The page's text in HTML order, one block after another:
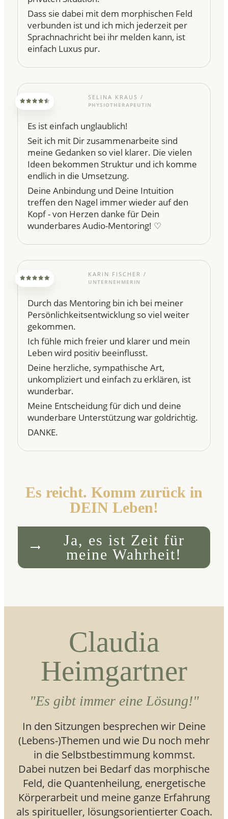
Dass sie dabei mit dem morphischen Feld
verbunden ist und ich mich jederzeit per
Sprachnachricht bei ihr melden kann, ist
einfach Luxus pur.
SELINA KRAUS /
PHYSIOTHERAPEUTIN
Es ist einfach unglaublich!
Seit ich mit Dir zusammenarbeite sind
meine Gedanken so viel klarer. Die vielen
Ideen bekommen Struktur und ich komme
endlich in die Umsetzung.
Deine Anbindung und Deine Intuition
treffen den Nagel immer wieder auf den
Kopf - von Herzen danke für Dein
wunderbares Audio-Mentoring! ♡
KARIN FISCHER /
UNTERNEHMERIN
Durch das Mentoring bin ich bei meiner
Persönlichkeitsentwicklung so viel weiter
gekommen.
Ich fühle mich freier und klarer und mein
Leben wird positiv beeinflusst.
Deine herzliche, sympathische Art,
unkompliziert und einfach zu erklären, ist
wunderbar.
Meine Entscheidung für dich und deine
wunderbare Unterstützung war goldrichtig.
DANKE.
Es reicht. Komm zurück in
DEIN Leben!
Ja, es ist Zeit für
meine Wahrheit!
Claudia
Heimgartner
"Es gibt immer eine Lösung!"
In den Sitzungen besprechen wir Deine
(Lebens-)Themen und wie Du noch mehr
in die Selbstbestimmung kommst.
Dabei nutzen bei Bedarf das morphische
Feld, die Quantenheilung, energetische
Körperarbeit und meine ganze Erfahrung
als spiritueller, lösungsorientierter Coach.